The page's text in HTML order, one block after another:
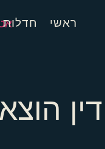
ראשי חדלות